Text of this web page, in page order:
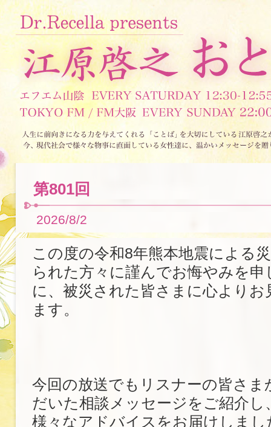
第801回
2026/8/2
この度の令和8年熊本地震による
られた方々に謹んでお悔やみを
に、被災された皆さまに心よりお
ます。
今回の放送でもリスナーの皆さま
だいた相談メッセージをご紹介し
様々なアドバイスをお届けしまし